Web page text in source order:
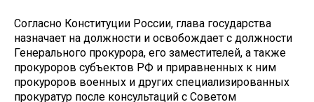
Согласно Конституции России, глава государства
назначает на должности и освобождает с должности
Генерального прокурора, его заместителей, а также
прокуроров субъектов РФ и приравненных к ним
прокуроров военных и других специализированных
прокуратур после консультаций с Советом